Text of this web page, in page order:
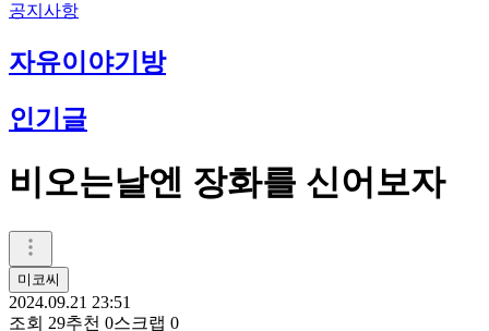
공지사항
자유이야기방
인기글
비오는날엔 장화를 신어보자
미코씨
2024.09.21 23:51
조회 29추천 0스크랩 0